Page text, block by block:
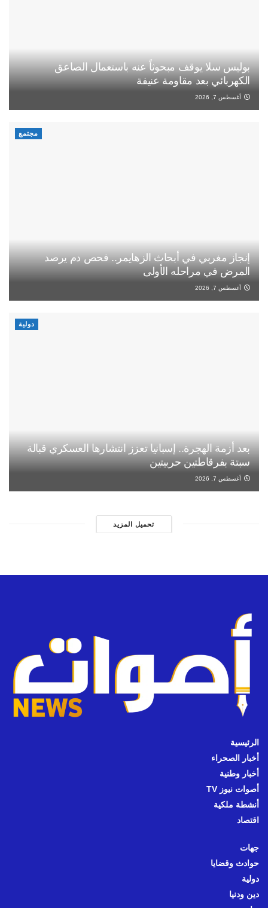
بوليس سلا يوقف مبحوثاً عنه باستعمال الصاعق
الكهربائي بعد مقاومة عنيفة
أغسطس 7, 2026
مجتمع
إنجاز مغربي في أبحاث الزهايمر.. فحص دم يرصد
المرض في مراحله الأولى
أغسطس 7, 2026
دولية
بعد أزمة الهجرة.. إسبانيا تعزز انتشارها العسكري قبالة
سبتة بفرقاطتين حربيتين
أغسطس 7, 2026
تحميل المزيد
الرئيسية
أخبار الصحراء
أخبار وطنية
أصوات نيوز TV
أنشطة ملكية
اقتصاد
جهات
حوادث وقضايا
دولية
دين ودنيا